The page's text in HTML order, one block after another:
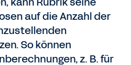
auf die Anzahl der
So können
z. B. für